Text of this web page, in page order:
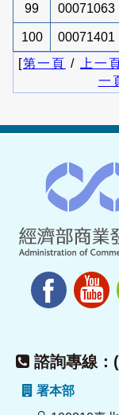
99 00071063
100 00071401
[第一頁 / 上一
一
諮詢專線：
署本部